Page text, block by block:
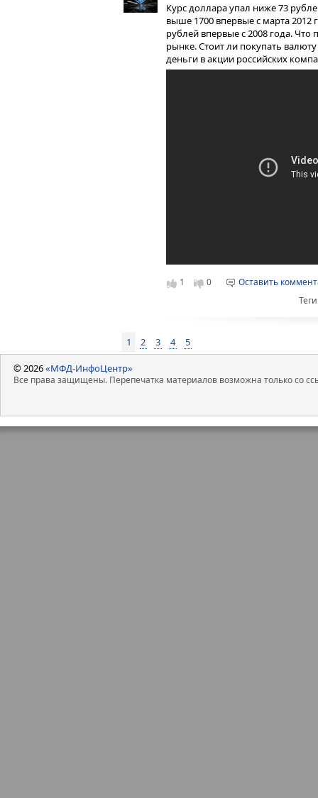
Курс доллара упал ниже 73
выше 1700 впервые с марта
рублей впервые с 2008 года.
рынке. Стоит ли покупать
деньги в акции российских
1 0
Оставить
1 2 3 4 5
© 2026«МФД-ИнфоЦентр»
Все права защищены. Перепечатка материалов возможна только со